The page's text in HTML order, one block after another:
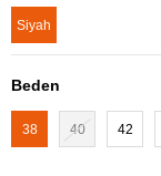
Siyah
Beden
38 40 42